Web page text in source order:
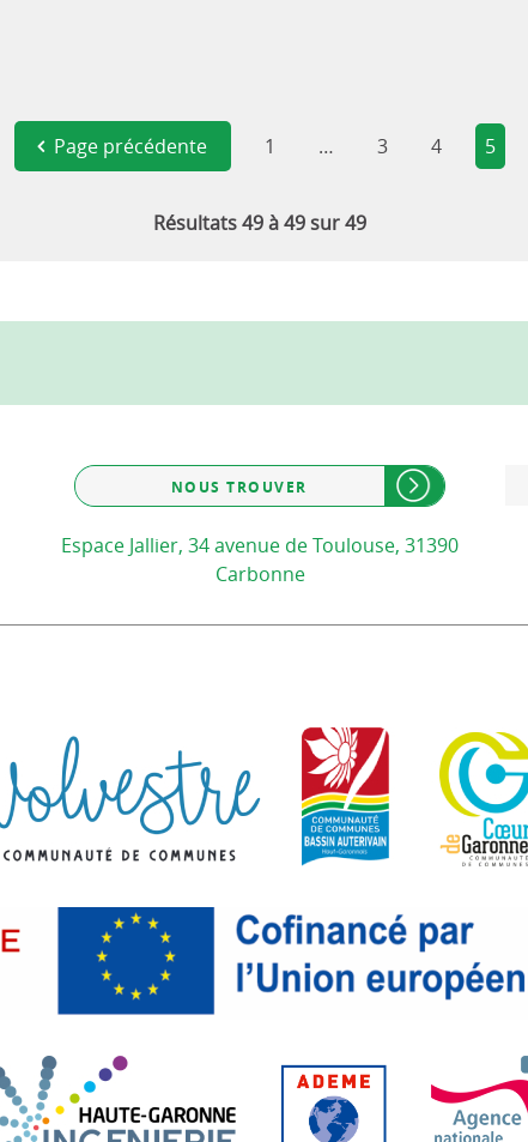
Navigation
Page précédente Page
1 … Page
3 Page
4 Page
5
Résultats 49 à 49 sur 49
NOUS TROUVER
Espace Jallier, 34 avenue de Toulouse, 31390
Carbonne
Communauté de communes
Liberté, Égalité, Fraternité.
Haute-Garonne.frHaute-Garonne Ingénierie.
ADEME.